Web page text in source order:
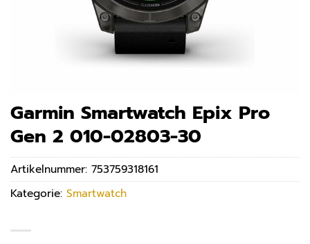
Garmin Smartwatch Epix Pro
Gen 2 010-02803-30
Artikelnummer: 753759318161
Kategorie: Smartwatch